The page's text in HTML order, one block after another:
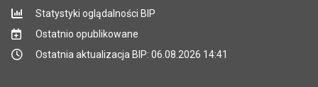
Statystyki oglądalności BIP
Ostatnio opublikowane
Ostatnia aktualizacja BIP: 06.08.2026 14:41